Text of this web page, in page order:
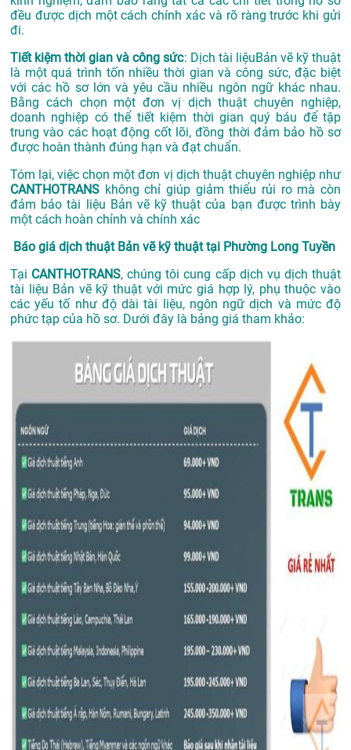
đều được dịch một cách chính xác và rõ ràng trước khi gửi
đi.
Tiết kiệm thời gian và công sức: Dịch tài liệuBản vẽ kỹ thuật
là một quá trình tốn nhiều thời gian và công sức, đặc biệt
với các hồ sơ lớn và yêu cầu nhiều ngôn ngữ khác nhau.
Bằng cách chọn một đơn vị dịch thuật chuyên nghiệp,
doanh nghiệp có thể tiết kiệm thời gian quý báu để tập
trung vào các hoạt động cốt lõi, đồng thời đảm bảo hồ sơ
được hoàn thành đúng hạn và đạt chuẩn.
Tóm lại, việc chọn một đơn vị dịch thuật chuyên nghiệp như
CANTHOTRANS không chỉ giúp giảm thiểu rủi ro mà còn
đảm bảo tài liệu Bản vẽ kỹ thuật của bạn được trình bày
một cách hoàn chỉnh và chính xác
Báo giá dịch thuật Bản vẽ kỹ thuật tại Phường Long Tuyền
Tại CANTHOTRANS, chúng tôi cung cấp dịch vụ dịch thuật
tài liệu Bản vẽ kỹ thuật với mức giá hợp lý, phụ thuộc vào
các yếu tố như độ dài tài liệu, ngôn ngữ dịch và mức độ
phức tạp của hồ sơ. Dưới đây là bảng giá tham khảo: